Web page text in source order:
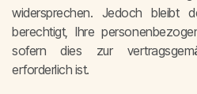
widersprechen. Jedoch bleibt
berechtigt, Ihre
sofern dies zur
erforderlich ist.